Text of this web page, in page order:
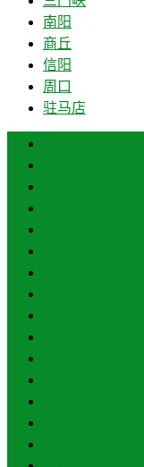
南阳
商丘
信阳
周口
驻马店